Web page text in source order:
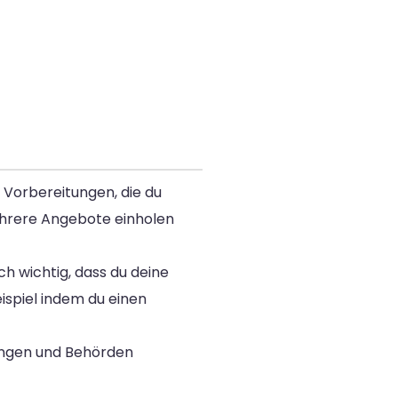
die du
Angebote einholen
wichtig, dass du deine
indem du einen
und Behörden